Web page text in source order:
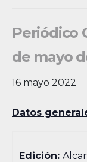
Periódico
de mayo
16 mayo 2022
Datos
Edición: